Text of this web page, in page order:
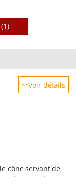
(1)
Voir détails
cône servant de
est un peu trop